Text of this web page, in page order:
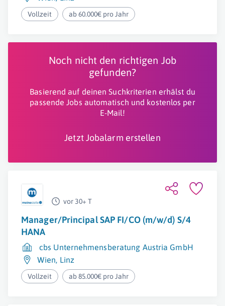
Vollzeit ab 60.000€ pro Jahr
Noch nicht den richtigen Job
gefunden?
Basierend auf deinen Suchkriterien erhälst du
passende Jobs automatisch und kostenlos per
E-Mail!
Jetzt Jobalarm erstellen
vor 30+ T
Manager/Principal SAP FI/CO (m/w/d) S/4
HANA
cbs Unternehmensberatung Austria GmbH
Wien, Linz
Vollzeit ab 85.000€ pro Jahr